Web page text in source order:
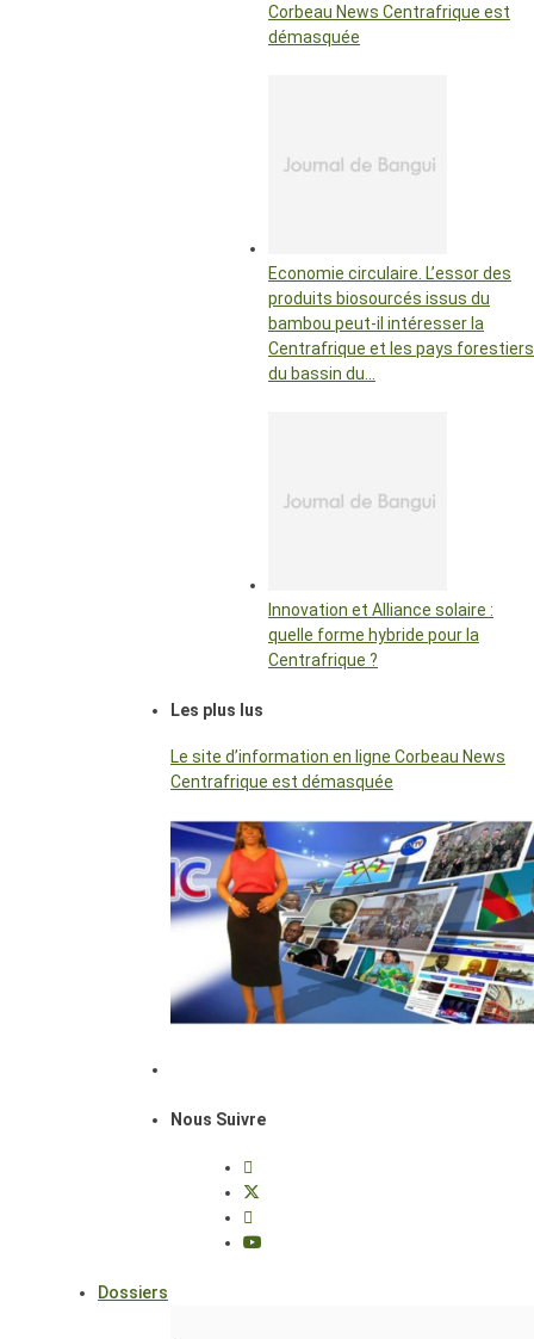
Corbeau News Centrafrique est
démasquée
Economie circulaire. L’essor des
produits biosourcés issus du
bambou peut-il intéresser la
Centrafrique et les pays forestiers
du bassin du…
Innovation et Alliance solaire :
quelle forme hybride pour la
Centrafrique ?
Les plus lus
Le site d’information en ligne Corbeau News
Centrafrique est démasquée
Nous Suivre
Dossiers